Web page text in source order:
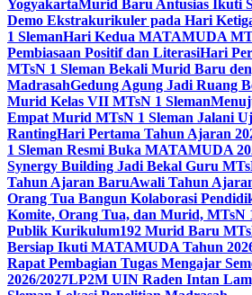
YogyakartaMurid Baru Antusias Ikuti
Demo Ekstrakurikuler pada Hari
1 SlemanHari Kedua MATAMUDA
Pembiasaan Positif dan LiterasiHari
MTsN 1 Sleman Bekali Murid Baru
MadrasahGedung Agung Jadi Ruang
Murid Kelas VII MTsN 1 Sleman
Empat Murid MTsN 1 Sleman Jalani
RantingHari Pertama Tahun Ajaran
1 Sleman Resmi Buka MATAMUDA
Synergy Building Jadi Bekal Guru
Tahun Ajaran BaruAwali Tahun
Orang Tua Bangun Kolaborasi
Komite, Orang Tua, dan Murid, MTsN
Publik Kurikulum192 Murid Baru
Bersiap Ikuti MATAMUDA Tahun
Rapat Pembagian Tugas Mengajar
2026/2027LP2M UIN Raden Intan